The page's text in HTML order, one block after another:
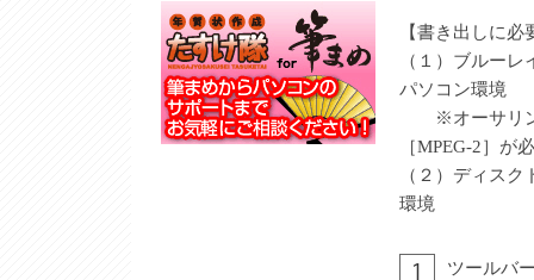
【書き出しに必
（１）ブルー
パソコン環境
※オーサリン
［MPEG-2］が
（２）ディス
環境
ツールバ